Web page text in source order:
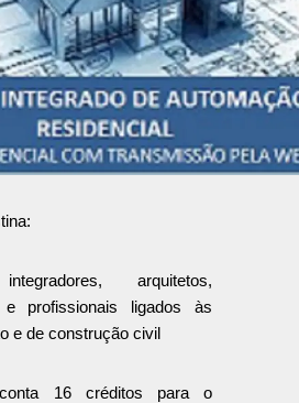
arquitetos,
profissionais ligados às
e de construção civil
16 créditos para o